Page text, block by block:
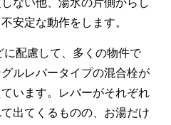
安定な動作をします。
に配慮して、多くの物件で
ルレバータイプの混合栓が
います。レバーがそれぞれ
出てくるものの、お湯だけ